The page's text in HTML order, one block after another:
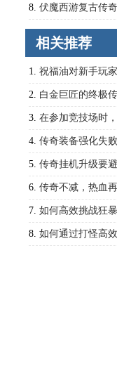
8. 伏魔西游复古传
成为伏魔战神？
相关推荐
1. 祝福油对新手玩
2. 白金巨匠的终极
之门
3. 在参加竞技场时
次数的安排。
4. 传奇装备强化失
巧有哪些？
5. 传奇挂机升级要
6. 传奇不减，热血
7. 如何高效挑战狂
8. 如何通过打怪高